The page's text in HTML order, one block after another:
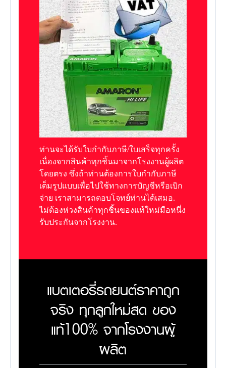
ท่านจะได้รับใบกำกับภาษี/ใบเสร็จทุกครั้ง
เนื่องจากสินค้าทุกชิ้นมาจากโรงงานผู้ผลิต
โดยตรง ซึ่งถ้าท่านต้องการใบกำกับภาษี
เต็มรูปแบบเพื่อไปใช้ทางการบัญชีหรือเบิก
จ่าย เราสามารถตอบโจทย์ท่านได้เสมอ.
ไม่ต้องห่วงสินค้าทุกชิ้นของแท้ใหม่มือหนึ่ง
รับประกันจากโรงงาน.
แบตเตอรี่รถยนต์ราคาถูก
จริง ทุกลูกใหม่สด ของ
แท้100% จากโรงงานผู้
ผลิต